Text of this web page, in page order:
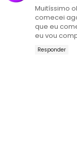
Muitíssimo
comecei
que eu
eu vou
Responder